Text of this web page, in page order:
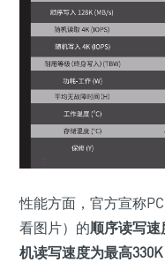
性能方面，官方宣称
看图片）的顺序读写速
机读写速度为最高330K